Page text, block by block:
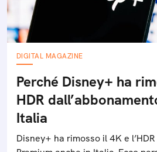
DIGITAL MAGAZINE
Perché Disney+ ha
HDR
Italia
Disney+ ha rimosso il 4K e